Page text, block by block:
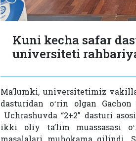
Kuni kecha safar
universiteti
Maʼlumki, universitetimiz
dasturidan oʻrin olgan
Uchrashuvda “2+2” dasturi
ikki oliy taʼlim muassasasi
masalalari muhokama qilindi.